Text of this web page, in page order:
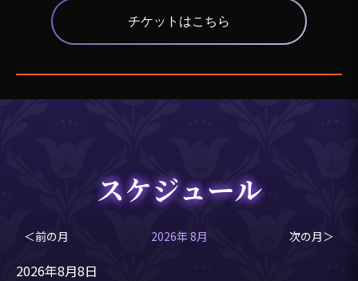
チケットはこちら
スケジュール
＜前の月 2026年 8月 次の月＞
2026年8月8日